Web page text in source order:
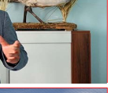
Çalışıyor